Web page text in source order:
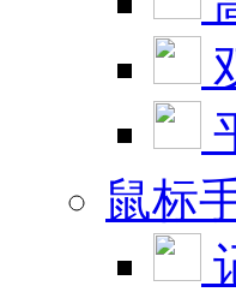
鼠标